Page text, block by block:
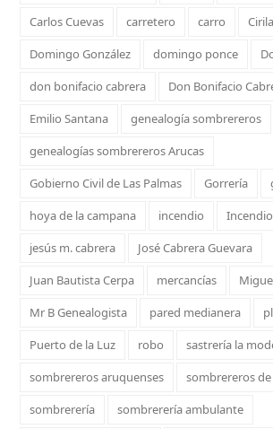
Carlos Cuevas carretero carro
Domingo González
domingo ponce
don bonifacio cabrera
Don Bonifacio
Emilio Santana
genealogía sombrereros
genealogías sombrereros Arucas
Gobierno Civil de Las Palmas
Gorrería
hoya de la campana
incendio
jesús m. cabrera
José Cabrera Guevara
Juan Bautista Cerpa
mercancías
Mr B Genealogista
pared medianera
Puerto de la Luz
robo
sastrería la
sombrereros aruquenses
sombrereros de
sombrerería
sombrerería ambulante